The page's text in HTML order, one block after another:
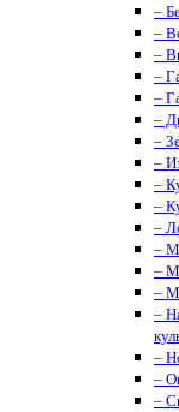
–
–
–
–
–
–
–
–
–
–
–
–
–
–
–
–
–
–